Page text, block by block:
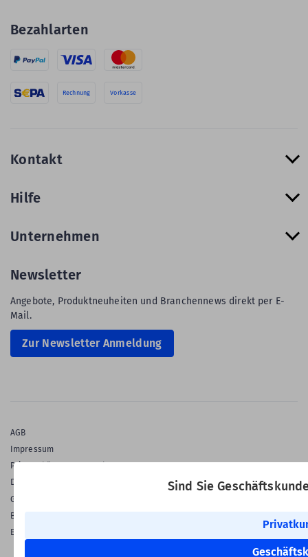
Sind Sie
Bezahlarten
Rechnung Vorkasse
Kontakt
Hilfe
Unternehmen
Newsletter
Angebote, Produktneuheiten und Branchennews direkt per E-
Mail.
Zur Newsletter Anmeldung
AGB
Impressum
Privatsphäre & Datenschutz
Datenschutz-Einstellungen
Gewährleistung
Barrierefreiheitserklärung
English Language